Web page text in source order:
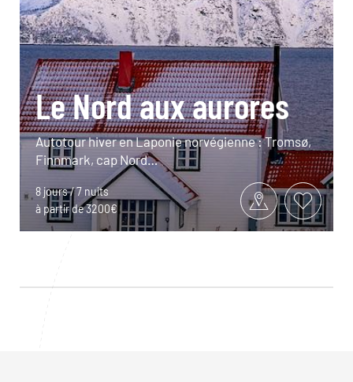
Le Nord aux aurores
Autotour hiver en Laponie norvégienne : Tromsø,
Finnmark, cap Nord…
8 jours / 7 nuits
à partir de 3200€